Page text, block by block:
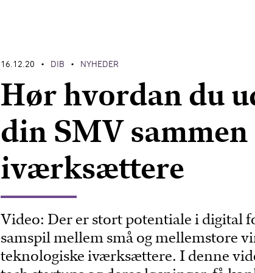
16.12.20 • DIB • NYHEDER
Hør hvordan du
din SMV sammen
iværksættere
Video: Der er stort potentiale i digital
samspil mellem små og mellemstore
teknologiske iværksættere. I denne